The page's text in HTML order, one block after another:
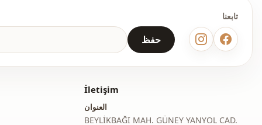
موسمي
Ar
حفظ
تابعنا
İletişim
العنوان
BEYLİKBAĞI MAH. GÜNEY YANYOL CAD.